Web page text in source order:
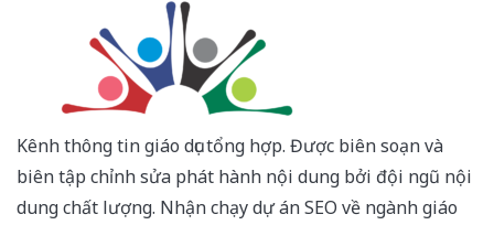
Kênh thông tin giáo dục tổng hợp. Được biên soạn và
biên tập chỉnh sửa phát hành nội dung bởi đội ngũ nội
dung chất lượng. Nhận chạy dự án SEO về ngành giáo